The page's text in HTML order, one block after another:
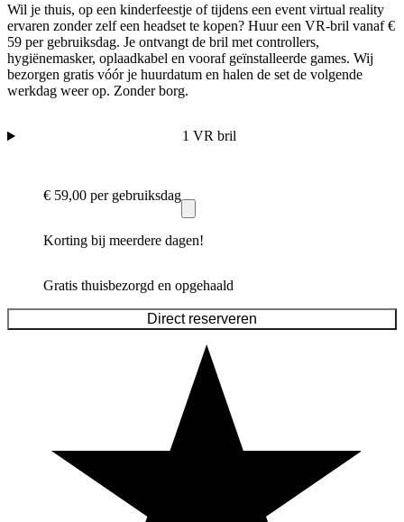
Wil je thuis, op een kinderfeestje of tijdens een event virtual reality
ervaren zonder zelf een headset te kopen? Huur een VR-bril vanaf €
59 per gebruiksdag. Je ontvangt de bril met controllers,
hygiënemasker, oplaadkabel en vooraf geïnstalleerde games. Wij
bezorgen gratis vóór je huurdatum en halen de set de volgende
werkdag weer op. Zonder borg.
1 VR bril
€ 59,00 per gebruiksdag
Korting bij meerdere dagen!
Gratis thuisbezorgd en opgehaald
Direct reserveren